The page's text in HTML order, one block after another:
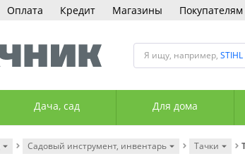
Оплата Кредит Магазины Покупателям
Я ищу, например,
Дача, сад Для дома
Садовый инструмент, инвентарь Тачки